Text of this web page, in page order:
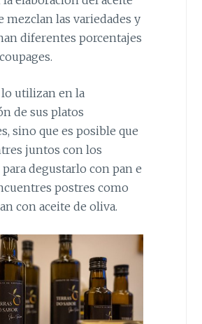
mezclan las variedades y
diferentes porcentajes
utilizan en la
de sus platos
sino que es posible que
juntos con los
degustarlo con pan e
postres como
con aceite de oliva.